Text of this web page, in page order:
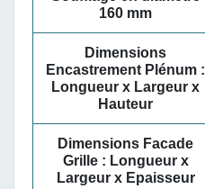
160 mm
Dimensions
Encastrement Plénum :
Longueur x Largeur x
Hauteur
Dimensions Facade
Grille : Longueur x
Largeur x Epaisseur